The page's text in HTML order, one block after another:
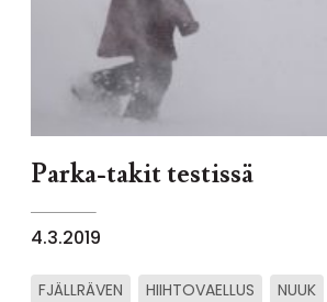
Parka-takit testissä
4.3.2019
FJÄLLRÄVEN HIIHTOVAELLUS NUUK